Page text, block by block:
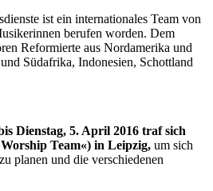
ist ein internationales Team von
berufen worden. Dem
Reformierte aus Nordamerika und
Südafrika, Indonesien, Schottland
Dienstag, 5. April 2016 traf sich
Team«) in Leipzig, um sich
planen und die verschiedenen